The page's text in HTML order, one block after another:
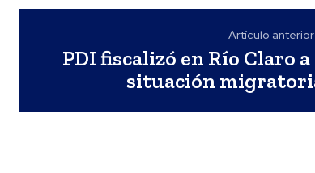
Artículo anterior
PDI fiscalizó en Río Claro
situación